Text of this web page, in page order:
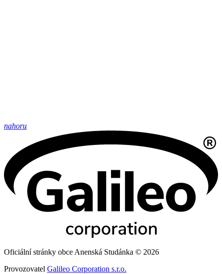
nahoru
Oficiální stránky obce Anenská Studánka © 2026
Provozovatel Galileo Corporation s.r.o.